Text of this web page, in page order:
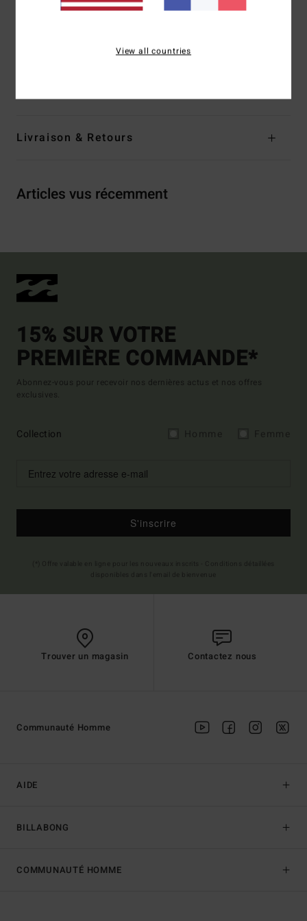
Poches:Pocheslatérales cargo avec fermeture auto-
Livraison & Retours
Articles vus récemment
15% SUR VOTRE
PREMIÈRE COMMANDE*
Abonnez-vous pour recevoir nos dernières actus et nos offres
exclusives.
Collection
S'inscrire
Trouver un magasin Contactez nous
AIDE
BILLABONG
Communauté Homme
COMMUNAUTÉ HOMME
View all countries